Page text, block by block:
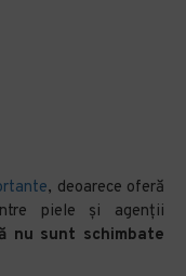
, deoarece oferă
piele și agenții
nu sunt schimbate